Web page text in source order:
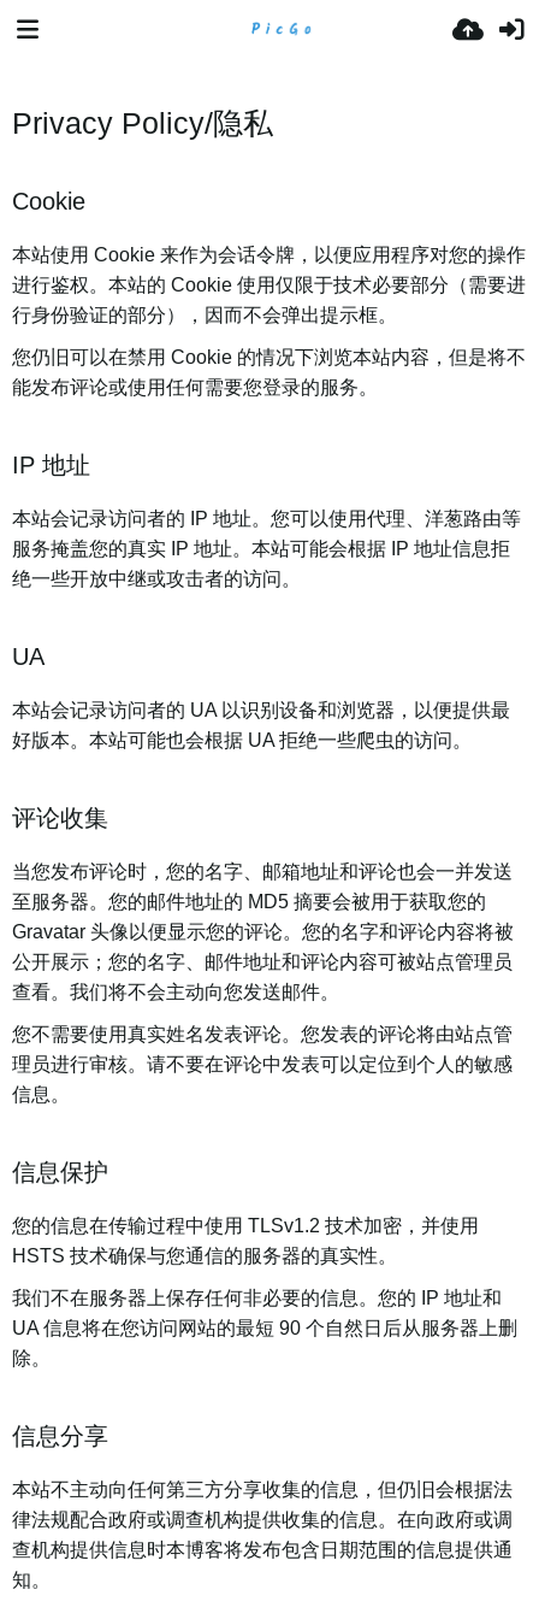
Privacy Policy/隐私
Cookie
本站使用 Cookie 来作为会话令牌，以便应用程序对您的操作
进行鉴权。本站的 Cookie 使用仅限于技术必要部分（需要进
行身份验证的部分），因而不会弹出提示框。
您仍旧可以在禁用 Cookie 的情况下浏览本站内容，但是将不
能发布评论或使用任何需要您登录的服务。
IP 地址
本站会记录访问者的 IP 地址。您可以使用代理、洋葱路由等
服务掩盖您的真实 IP 地址。本站可能会根据 IP 地址信息拒
绝一些开放中继或攻击者的访问。
UA
本站会记录访问者的 UA 以识别设备和浏览器，以便提供最
好版本。本站可能也会根据 UA 拒绝一些爬虫的访问。
评论收集
当您发布评论时，您的名字、邮箱地址和评论也会一并发送
至服务器。您的邮件地址的 MD5 摘要会被用于获取您的
Gravatar 头像以便显示您的评论。您的名字和评论内容将被
公开展示；您的名字、邮件地址和评论内容可被站点管理员
查看。我们将不会主动向您发送邮件。
您不需要使用真实姓名发表评论。您发表的评论将由站点管
理员进行审核。请不要在评论中发表可以定位到个人的敏感
信息。
信息保护
您的信息在传输过程中使用 TLSv1.2 技术加密，并使用
HSTS 技术确保与您通信的服务器的真实性。
我们不在服务器上保存任何非必要的信息。您的 IP 地址和
UA 信息将在您访问网站的最短 90 个自然日后从服务器上删
除。
信息分享
本站不主动向任何第三方分享收集的信息，但仍旧会根据法
律法规配合政府或调查机构提供收集的信息。在向政府或调
查机构提供信息时本博客将发布包含日期范围的信息提供通
知。